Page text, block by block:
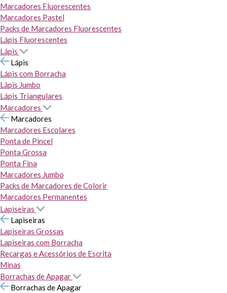
Marcadores Fluorescentes
Marcadores Pastel
Packs de Marcadores Fluorescentes
Lápis Fluorescentes
Lápis
Lápis
Lápis com Borracha
Lápis Jumbo
Lápis Triangulares
Marcadores
Marcadores
Marcadores Escolares
Ponta de Pincel
Ponta Grossa
Ponta Fina
Marcadores Jumbo
Packs de Marcadores de Colorir
Marcadores Permanentes
Lapiseiras
Lapiseiras
Lapiseiras Grossas
Lapiseiras com Borracha
Recargas e Acessórios de Escrita
Minas
Borrachas de Apagar
Borrachas de Apagar